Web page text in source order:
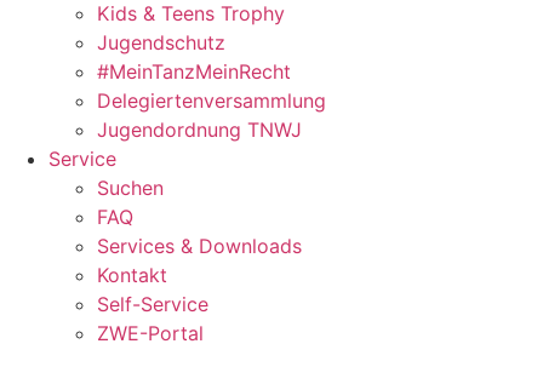
Kids & Teens Trophy
Jugendschutz
#MeinTanzMeinRecht
Delegiertenversammlung
Jugendordnung TNWJ
Service
Suchen
FAQ
Services & Downloads
Kontakt
Self-Service
ZWE-Portal